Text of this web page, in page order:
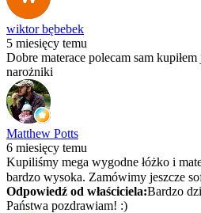
wiktor bębebek
5 miesięcy temu
Dobre materace polecam sam
narożniki
Matthew Potts
6 miesięcy temu
Kupiliśmy mega wygodne łóżko i
bardzo wysoka. Zamówimy jeszcze
Odpowiedź od właściciela:Bardzo
Państwa pozdrawiam! :)